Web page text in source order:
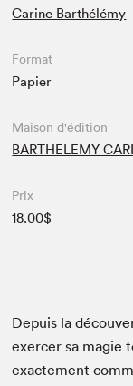
Carine Barthélémy
Format
Papier
Maison d'édition
BARTHELEMY
Prix
18.00$
Depuis la
exercer sa magie
exacte­ment